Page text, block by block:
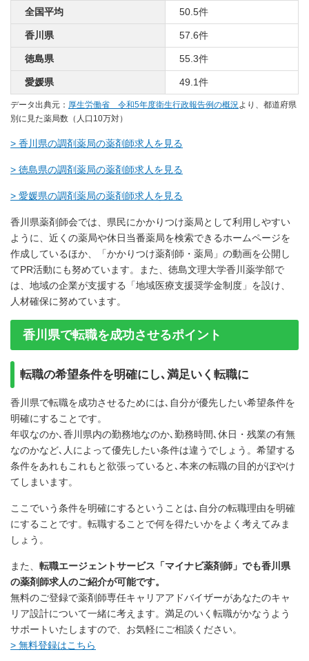
全国平均 50.5件
香川県 57.6件
徳島県 55.3件
愛媛県 49.1件
データ出典元： 厚生労働省 令和5年度衛生行政報告例の概況より、都道府県
別に見た薬局数（人口10万対）
> 香川県の調剤薬局の薬剤師求人を見る
> 徳島県の調剤薬局の薬剤師求人を見る
> 愛媛県の調剤薬局の薬剤師求人を見る
香川県薬剤師会では、県民にかかりつけ薬局として利用しやすい
ように、近くの薬局や休日当番薬局を検索できるホームページを
作成しているほか、「かかりつけ薬剤師・薬局」の動画を公開し
てPR活動にも努めています。また、徳島文理大学香川薬学部で
は、地域の企業が支援する「地域医療支援奨学金制度」を設け、
人材確保に努めています。
香川県で転職を成功させるポイント
転職の希望条件を明確にし､満足いく転職に
香川県で転職を成功させるためには､自分が優先したい希望条件を
明確にすることです。
年収なのか､香川県内の勤務地なのか､勤務時間､休日・残業の有無
なのかなど､人によって優先したい条件は違うでしょう。希望する
条件をあれもこれもと欲張っていると､本来の転職の目的がぼやけ
てしまいます。
ここでいう条件を明確にするということは､自分の転職理由を明確
にすることです。転職することで何を得たいかをよく考えてみま
しょう。
また、 転職エージェントサービス「マイナビ薬剤師」でも香川県
の薬剤師求人のご紹介が可能です。
無料のご登録で薬剤師専任キャリアアドバイザーがあなたのキャ
リア設計について一緒に考えます。満足のいく転職がかなうよう
サポートいたしますので、お気軽にご相談ください。
> 無料登録はこちら